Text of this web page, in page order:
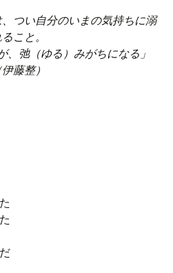
、つい自分のいまの気持ちに溺
こと。
、弛（ゆる）みがちになる」
伊藤整）